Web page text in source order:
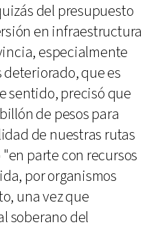
del presupuesto
en infraestructura
especialmente
que es
sentido, precisó que
de pesos para
de nuestras rutas
parte con recursos
por organismos
una vez que
soberano del